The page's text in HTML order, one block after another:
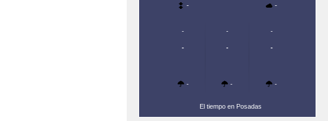
- -
-
-
-
-
-
-
-
-
-
El tiempo en Posadas